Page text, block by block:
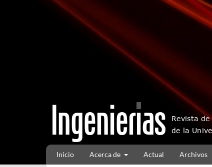
Inicio Acerca de Actual Archivos